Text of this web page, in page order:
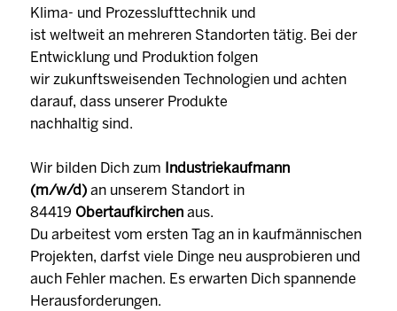
Klima- und Prozesslufttechnik und
ist weltweit an mehreren Standorten tätig. Bei der
Entwicklung und Produktion folgen
wir zukunftsweisenden Technologien und achten
darauf, dass unserer Produkte
nachhaltig sind.
Wir bilden Dich zum Industriekaufmann
(m/w/d) an unserem Standort in
84419 Obertaufkirchen aus.
Du arbeitest vom ersten Tag an in kaufmännischen
Projekten, darfst viele Dinge neu ausprobieren und
auch Fehler machen. Es erwarten Dich spannende
Herausforderungen.